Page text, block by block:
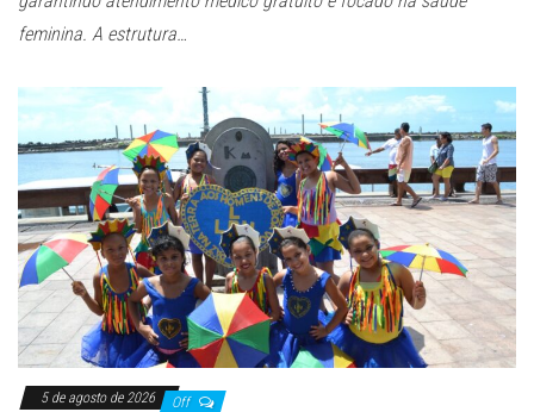
feminina. A estrutura…
5 de agosto de 2026 Off